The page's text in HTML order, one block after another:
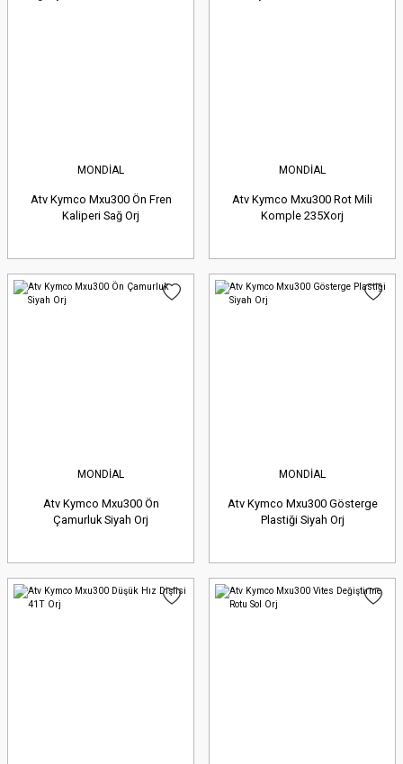
MONDİAL
Atv Kymco Mxu300 Ön Fren
Kaliperi Sağ Orj
MONDİAL
Atv Kymco Mxu300 Rot Mili
Komple 235Xorj
MONDİAL
Atv Kymco Mxu300 Ön
Çamurluk Siyah Orj
MONDİAL
Atv Kymco Mxu300 Gösterge
Plastiği Siyah Orj